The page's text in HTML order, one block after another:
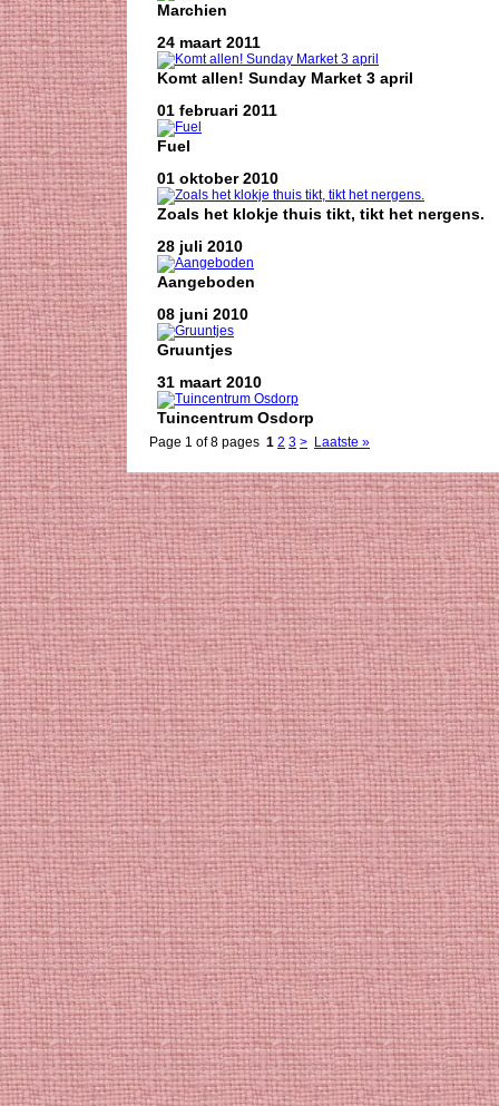
Marchien
24 maart 2011
Komt allen! Sunday Market 3 april
01 februari 2011
Fuel
01 oktober 2010
Zoals het klokje thuis tikt, tikt het nergens.
28 juli 2010
Aangeboden
08 juni 2010
Gruuntjes
31 maart 2010
Tuincentrum Osdorp
Page 1 of 8 pages 1 2 3 > Laatste »